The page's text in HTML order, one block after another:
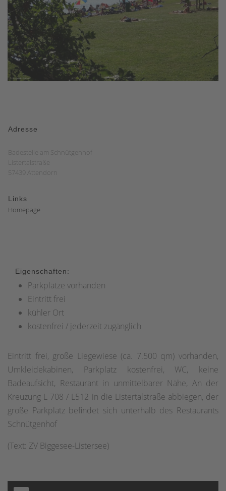
Adresse
Badestelle am Schnütgenhof
Listertalstraße
57439 Attendorn
Links
Homepage
Eigenschaften:
Parkplätze vorhanden
Eintritt frei
kühler Ort
kostenfrei / jederzeit zugänglich
Eintritt frei, große Liegewiese (ca. 7.500 qm) vorhanden,
Umkleidekabinen, Parkplatz kostenfrei, WC, keine
Badeaufsicht, Restaurant in unmittelbarer Nähe, An der
Kreuzung L 708 / L512 in die Listertalstraße abbiegen, der
große Parkplatz befindet sich unterhalb des Restaurants
Schnütgenhof
(Text: ZV Biggesee-Listersee)